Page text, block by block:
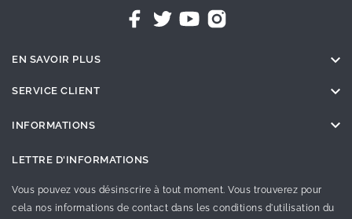
EN SAVOIR PLUS 
SERVICE CLIENT 
INFORMATIONS 
LETTRE D'INFORMATIONS
Vous pouvez vous désinscrire à tout moment. Vous trouverez pour
cela nos informations de contact dans les conditions d'utilisation du